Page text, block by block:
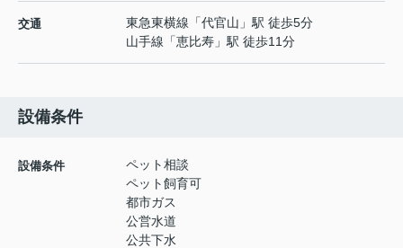
交通 東急東横線 「代官山 」駅 徒歩5分
山手線 「恵比寿 」駅 徒歩11分
設備条件
設備条件
ペット相談
ペット飼育可
都市ガス
公営水道
公共下水